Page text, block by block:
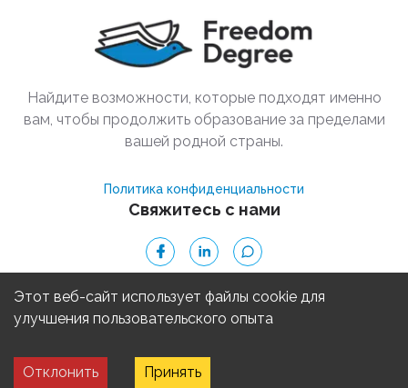
Найдите возможности, которые подходят именно
вам, чтобы продолжить образование за пределами
вашей родной страны.
Политика конфиденциальности
Свяжитесь с нами
© 2025 Freedom Degree
Freedom Degree, Inc. является некоммерческой организацией 501(c)
(3). © 2025| Powered by Strapi
Этот веб-сайт использует файлы cookie для
улучшения пользовательского опыта
Отклонить Принять